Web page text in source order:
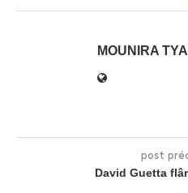
MOUNIRA
post
David Guetta